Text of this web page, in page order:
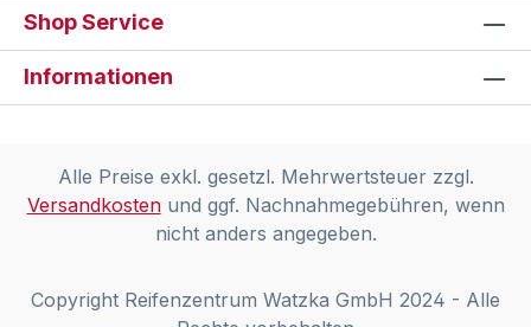
Shop Service
Informationen
Alle Preise exkl. gesetzl. Mehrwertsteuer zzgl.
Versandkostenund ggf. Nachnahmegebühren, wenn
nicht anders angegeben.
Copyright Reifenzentrum Watzka GmbH 2024 - Alle